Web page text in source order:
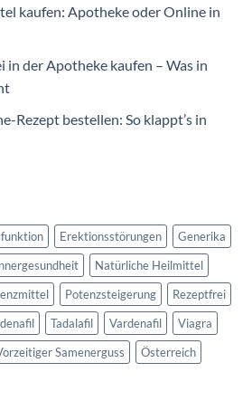
kaufen: Apotheke oder Online in
der Apotheke kaufen – Was in
Rezept bestellen: So klappt’s in
Erektionsstörungen
Generika
Natürliche Heilmittel
Potenzsteigerung
Rezeptfrei
Tadalafil Vardenafil
Viagra
Samenerguss Österreich